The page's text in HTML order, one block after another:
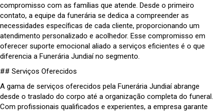
compromisso com as famílias que atende. Desde o primeiro
contato, a equipe da funerária se dedica a compreender as
necessidades específicas de cada cliente, proporcionando um
atendimento personalizado e acolhedor. Esse compromisso em
oferecer suporte emocional aliado a serviços eficientes é o que
diferencia a Funerária Jundiaí no segmento.
## Serviços Oferecidos
A gama de serviços oferecidos pela Funerária Jundiaí abrange
desde o traslado do corpo até a organização completa do funeral.
Com profissionais qualificados e experientes, a empresa garante